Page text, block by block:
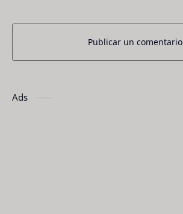
Publicar un comentario
Ads